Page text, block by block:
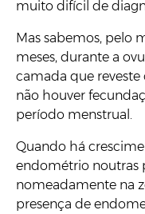
muito difícil de
Mas sabemos, pelo
meses, durante a
camada que reveste
não houver
período menstrual.
Quando há
endométrio noutras
nomeadamente na
presença de